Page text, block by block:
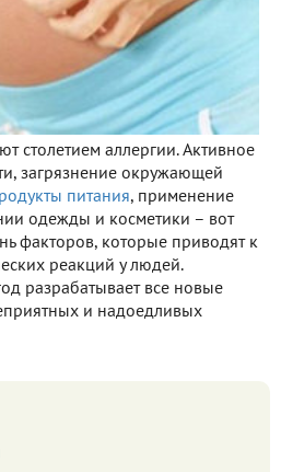
столетием аллергии. Активное
загрязнение окружающей
питания, применение
одежды и косметики – вот
факторов, которые приводят к
реакций у людей.
разрабатывает все новые
и надоедливых